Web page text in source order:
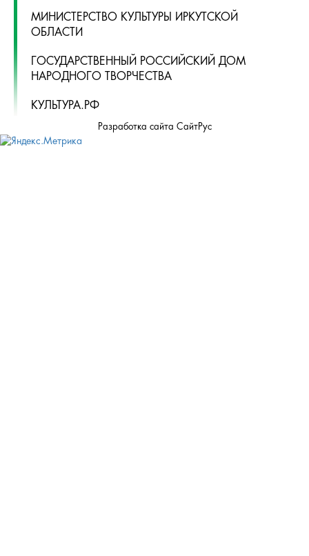
МИНИСТЕРСТВО КУЛЬТУРЫ ИРКУТСКОЙ
ОБЛАСТИ
ГОСУДАРСТВЕННЫЙ РОССИЙСКИЙ ДОМ
НАРОДНОГО ТВОРЧЕСТВА
КУЛЬТУРА.РФ
Разработка сайта СайтРус